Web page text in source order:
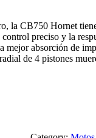
la CB750 Hornet
preciso y la
absorción de
de 4 pistones